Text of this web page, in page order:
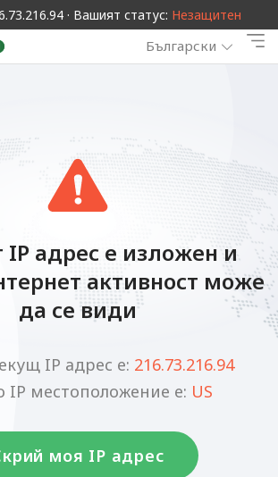
· Вашият статус: Незащитен
Български
адрес е изложен и
активност може
да се види
IP адрес е: 216.73.216.94
IP местоположение е: US
моя IP адрес